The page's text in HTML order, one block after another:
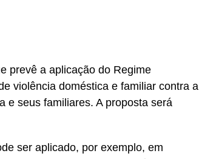
prevê a aplicação do Regime
violência doméstica e familiar contra a
e seus familiares. A proposta será
ser aplicado, por exemplo, em